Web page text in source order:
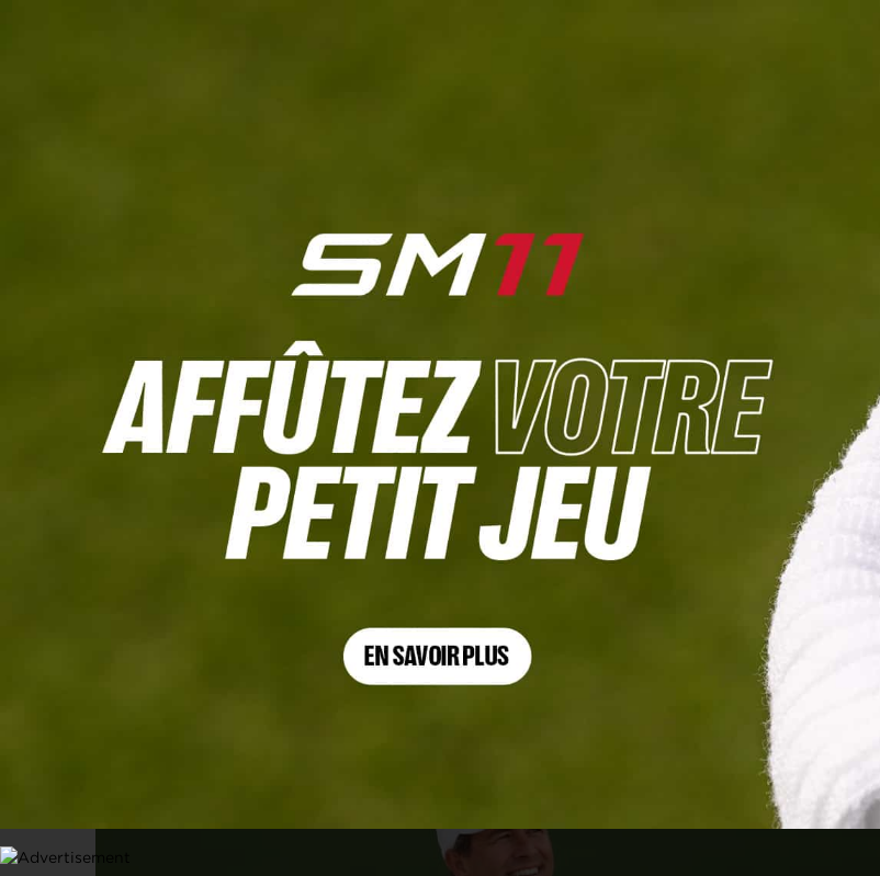
Adam Scott, un quart de siècle en chiffres !